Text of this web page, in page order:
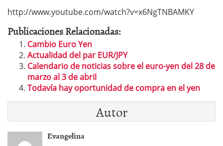
http://www.youtube.com/watch?v=x6NgTNBAMKY
Publicaciones Relacionadas:
Cambio Euro Yen
Actualidad del par EUR/JPY
Calendario de noticias sobre el euro-yen del 28 de
marzo al 3 de abril
Todavía hay oportunidad de compra en el yen
Autor
Evangelina